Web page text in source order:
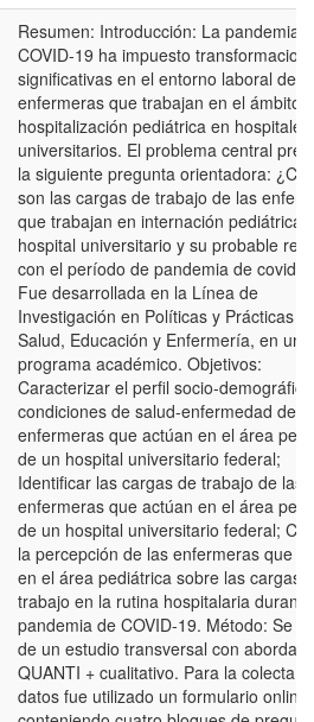
Resumen: Introducción: La pandemia
COVID-19 ha impuesto
significativas en el entorno laboral de
enfermeras que trabajan en el ámbito
hospitalización pediátrica en hospitales
universitarios. El problema central
la siguiente pregunta orientadora:
son las cargas de trabajo de las
que trabajan en internación pediátrica
hospital universitario y su probable
con el período de pandemia de covid-
Fue desarrollada en la Línea de
Investigación en Políticas y Prácticas
Salud, Educación y Enfermería, en un
programa académico. Objetivos:
Caracterizar el perfil socio-
condiciones de salud-enfermedad de
enfermeras que actúan en el área
de un hospital universitario federal;
Identificar las cargas de trabajo de las
enfermeras que actúan en el área
de un hospital universitario federal;
la percepción de las enfermeras que
en el área pediátrica sobre las cargas
trabajo en la rutina hospitalaria
pandemia de COVID-19. Método: Se
de un estudio transversal con abordaje
QUANTI + cualitativo. Para la colecta
datos fue utilizado un formulario online,